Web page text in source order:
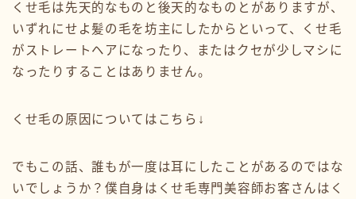
くせ毛は先天的なものと後天的なものとがありますが、
いずれにせよ髪の毛を坊主にしたからといって、くせ毛
がストレートヘアになったり、またはクセが少しマシに
なったりすることはありません。
くせ毛の原因についてはこちら↓
でもこの話、誰もが一度は耳にしたことがあるのではな
いでしょうか？僕自身はくせ毛専門美容師お客さんはく